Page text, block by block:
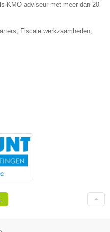
KMO-adviseur met meer dan 20
Fiscale werkzaamheden,